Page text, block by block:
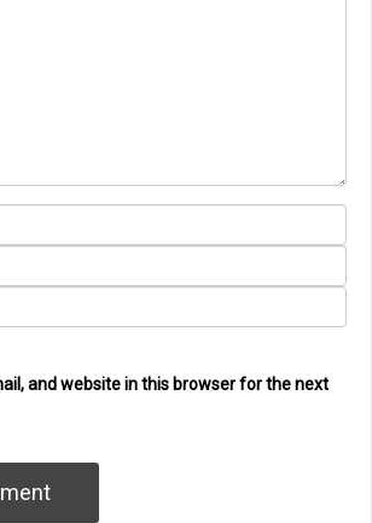
and website in this browser for the next